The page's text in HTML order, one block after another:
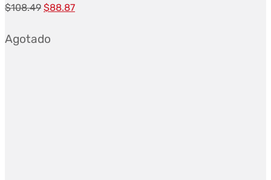
$108.49 El
original
$88.87El
Agotado